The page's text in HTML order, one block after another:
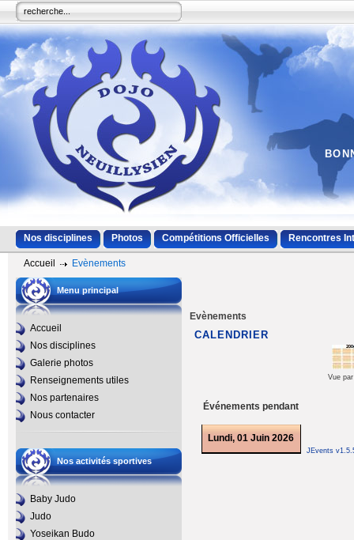
Nos disciplines Photos Compétitions Officielles Rencontres
Accueil Evènements
Menu principal
Accueil
Nos disciplines
Galerie photos
Renseignements utiles
Nos partenaires
Nous contacter
Nos activités sportives
Baby Judo
Judo
Yoseikan Budo
Evènements
CALENDRIER
Vue
Événements pendant
Lundi, 01 Juin 2026
JEvents